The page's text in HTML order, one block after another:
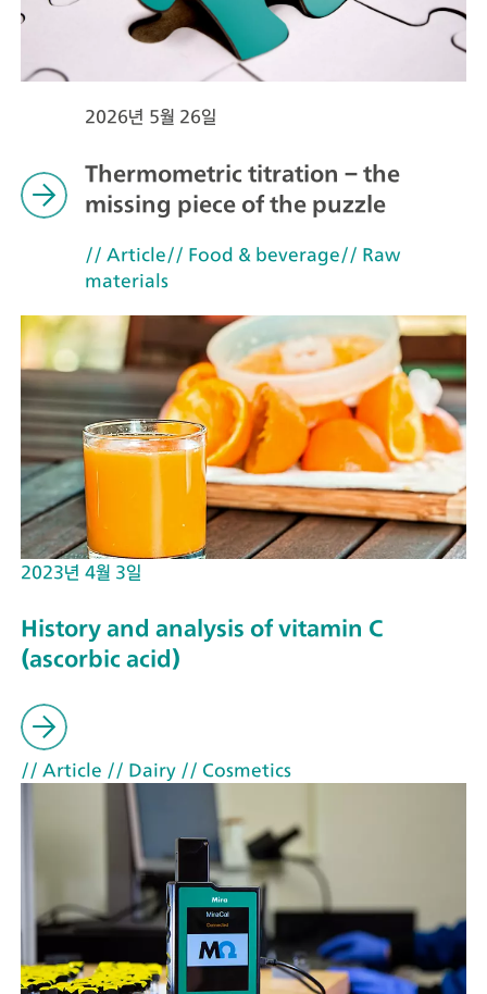
2026년 5월 26일
Thermometric titration – the
missing piece of the puzzle
// Article// Food & beverage// Raw
materials
2023년 4월 3일
History and analysis of vitamin C
(ascorbic acid)
// Article // Dairy // Cosmetics